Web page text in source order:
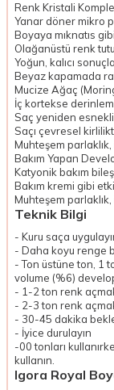
Renk Kristali
Yanar döner mikro
Boyaya mıknatıs
Olağanüstü renk
Yoğun, kalıcı
Beyaz kapamada
Mucize Ağaç
İç kortekse
Saç yeniden
Saçı çevresel
Muhteşem
Bakım Yapan
Katyonik bakım
Bakım kremi gibi
Muhteşem
Teknik Bilgi
- Kuru saça
- Daha koyu renge
- Ton üstüne ton, 1
volume (%6)
- 1-2 ton renk
- 2-3 ton renk
- 30-45 dakika
- İyice durulayın
-00 tonları
kullanın.
Igora Royal